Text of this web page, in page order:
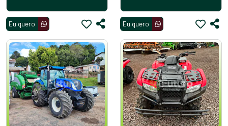
Eu quero Eu quero